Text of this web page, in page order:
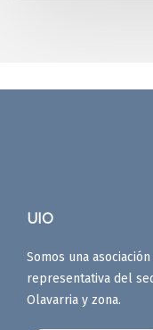
UIO
Somos una
representativa del
Olavarria y zona.